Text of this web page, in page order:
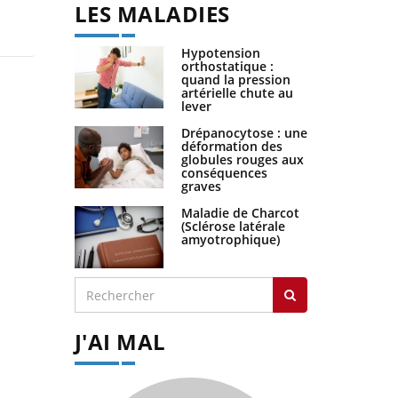
LES MALADIES
Hypotension
orthostatique :
quand la pression
artérielle chute au
lever
Drépanocytose : une
déformation des
globules rouges aux
conséquences
graves
Maladie de Charcot
(Sclérose latérale
amyotrophique)
J'AI MAL